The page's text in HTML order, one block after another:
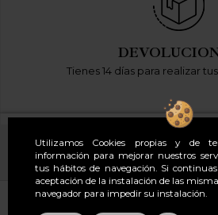
Utilizamos Cookies propias y de
información para mejorar nuestros
tus hábitos de navegación. Si
aceptación de la instalación de las
navegador para impedir su instalación.
Tienes 14 días para realizar